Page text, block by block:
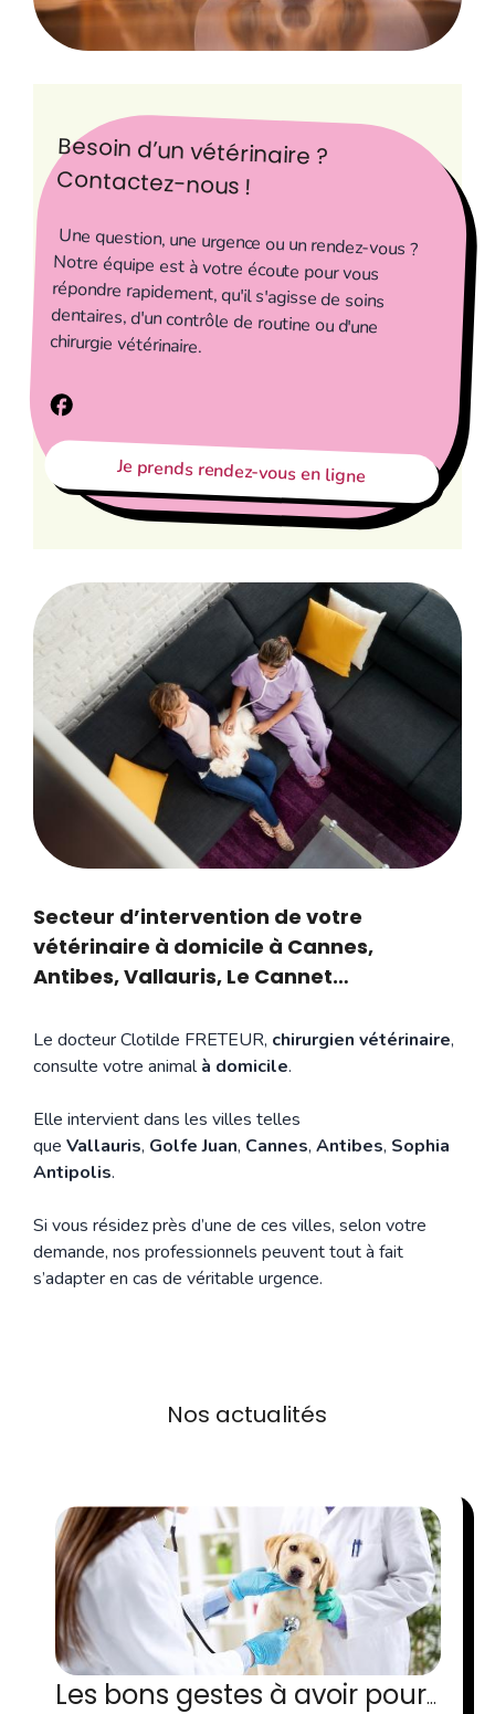
Besoin d’un vétérinaire ?
Contactez-nous !
Une question, une urgence ou un rendez-vous ?
Notre équipe est à votre écoute pour vous
répondre rapidement, qu'il s'agisse de soins
dentaires, d'un contrôle de routine ou d'une
chirurgie vétérinaire.
Je prends rendez-vous en ligne
Secteur d’intervention de votre
vétérinaire à domicile à Cannes,
Antibes, Vallauris, Le Cannet…
Le docteur Clotilde FRETEUR, chirurgien vétérinaire,
consulte votre animalà domicile.
Elle intervient dans les villes telles
que Vallauris, Golfe Juan, Cannes, Antibes, Sophia
Antipolis.
Si vous résidez près d’une de ces villes, selon votre
demande, nos professionnels peuvent tout à fait
s’adapter en cas de véritable urgence.
Nos actualités
Les bons gestes à avoir pour